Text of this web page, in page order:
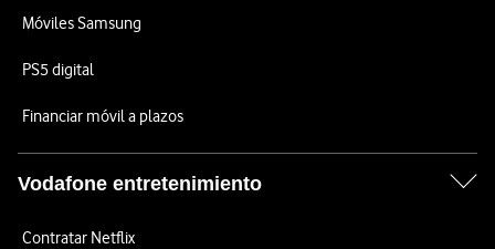
Móviles Samsung
PS5 digital
Financiar móvil a plazos
Vodafone entretenimiento
Contratar Netflix